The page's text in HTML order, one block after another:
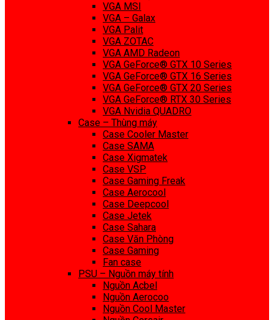
VGA MSI
VGA – Galax
VGA Palit
VGA ZOTAC
VGA AMD Radeon
VGA GeForce® GTX 10 Series
VGA GeForce® GTX 16 Series
VGA GeForce® GTX 20 Series
VGA GeForce® RTX 30 Series
VGA Nvidia QUADRO
Case – Thùng máy
Case Cooler Master
Case SAMA
Case Xigmatek
Case VSP
Case Gaming Freak
Case Aerocool
Case Deepcool
Case Jetek
Case Sahara
Case Văn Phòng
Case Gaming
Fan case
PSU – Nguồn máy tính
Nguồn Acbel
Nguồn Aerocoo
Nguồn Cool Master